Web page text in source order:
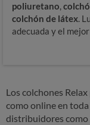
poliuretano,
colchón de látex.
adecuada y el
Los colchones Relax
como online en
distribuidores como